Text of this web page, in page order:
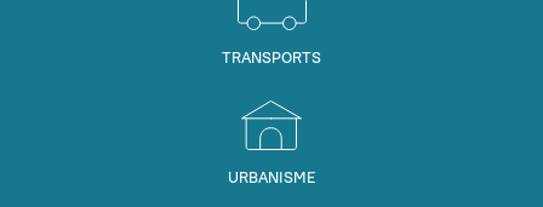
TRANSPORTS
URBANISME